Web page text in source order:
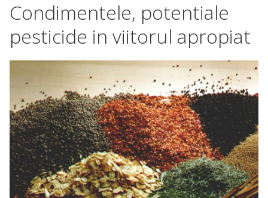
Condimentele, potentiale
pesticide in viitorul apropiat